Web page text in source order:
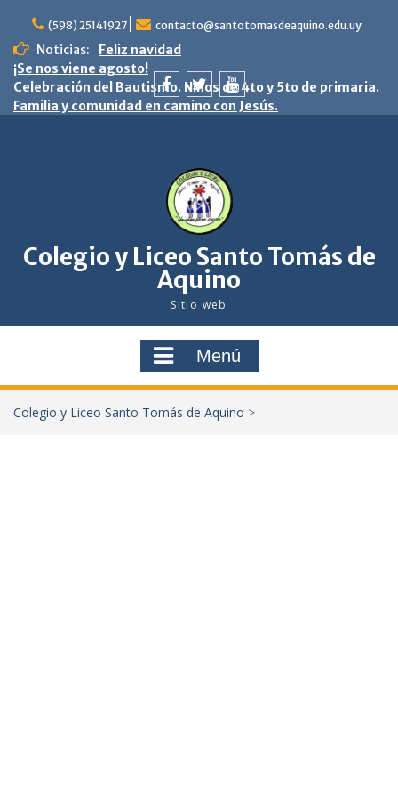
contenido
(598) 25141927 contacto@santotomasdeaquino.edu.uy
Noticias:
Feliz navidad
¡Se nos viene agosto!
Celebración del Bautismo. Niños de 4to y 5to de primaria.
Familia y comunidad en camino con Jesús.
facebooktwitteryoutube
Colegio y Liceo Santo Tomás de
Aquino
Sitio web
Menú
Colegio y Liceo Santo Tomás de Aquino >